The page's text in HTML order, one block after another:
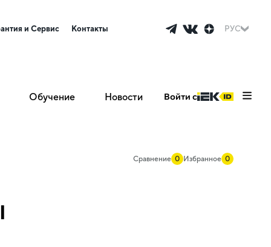
и Сервис Контакты РУС
Обучение Новости Войти с
Сравнение 0 Избранное 0